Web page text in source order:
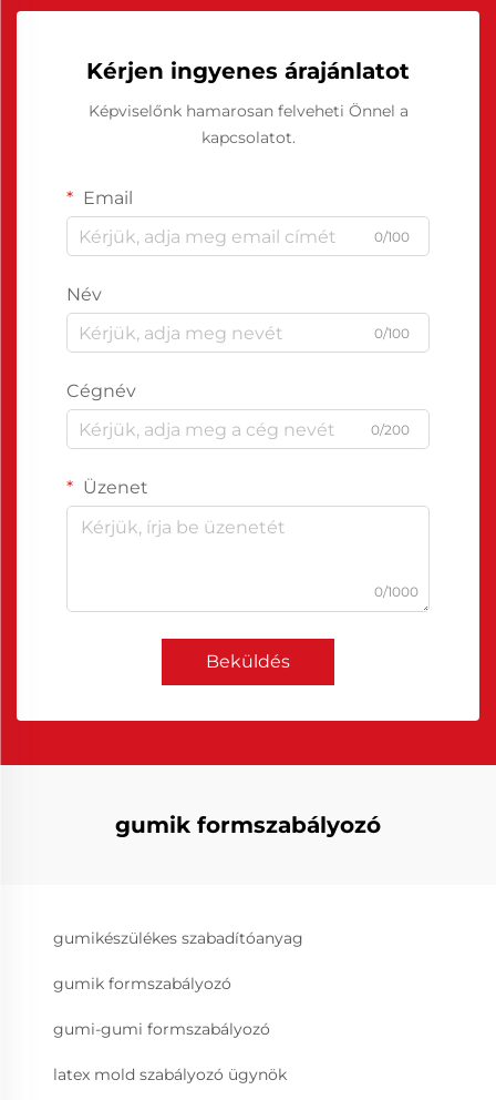
Kérjen ingyenes árajánlatot
Képviselőnk hamarosan felveheti Önnel a
kapcsolatot.
Email
0/100
Név
0/100
Cégnév
0/200
Üzenet
0/1000
Beküldés
gumik formszabályozó
gumikészülékes szabadítóanyag
gumik formszabályozó
gumi-gumi formszabályozó
latex mold szabályozó ügynök